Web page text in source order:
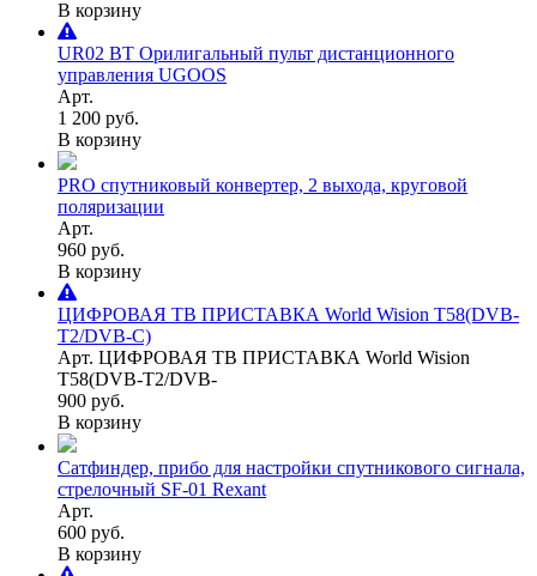
В корзину
UR02 BT Орилигальный пульт дистанционного
управления UGOOS
Арт.
1 200 руб.
В корзину
PRO спутниковый конвертер, 2 выхода, круговой
поляризации
Арт.
960 руб.
В корзину
ЦИФРОВАЯ ТВ ПРИСТАВКА World Wision T58(DVB-
T2/DVB-C)
Арт. ЦИФРОВАЯ ТВ ПРИСТАВКА World Wision
T58(DVB-T2/DVB-
900 руб.
В корзину
Сатфиндер, прибо для настройки спутникового сигнала,
стрелочный SF-01 Rexant
Арт.
600 руб.
В корзину